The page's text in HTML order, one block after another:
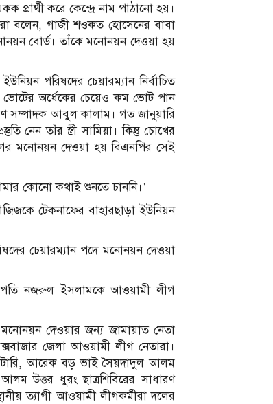
করে কেন্দ্রে নাম পাঠানো হয়।
বলেন, গাজী শওকত হোসেনের বাবা
বোর্ড। তাঁকে মনোনয়ন দেওয়া হয়
পরিষদের চেয়ারম্যান নির্বাচিত
ভোটের অর্ধেকের চেয়েও কম ভোট পান
সম্পাদক আবুল কালাম। গত জানুয়ারি
নেন তাঁর স্ত্রী সামিয়া। কিন্তু চোখের
মনোনয়ন দেওয়া হয় বিএনপির সেই
কোনো কথাই শুনতে চাননি।’
টেকনাফের বাহারছাড়া ইউনিয়ন
চেয়ারম্যান পদে মনোনয়ন দেওয়া
নজরুল ইসলামকে আওয়ামী লীগ
দেওয়ার জন্য জামায়াত নেতা
জেলা আওয়ামী লীগ নেতারা।
আরেক বড় ভাই সৈয়দাদুল আলম
উত্তর ধুরং ছাত্রশিবিরের সাধারণ
ত্যাগী আওয়ামী লীগকর্মীরা দলের